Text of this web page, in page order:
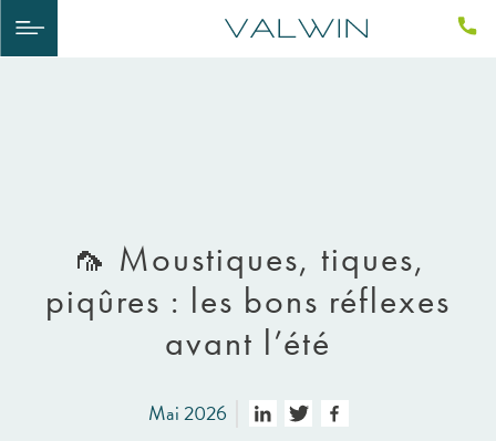
🦟 Moustiques, tiques,
piqûres : les bons réflexes
avant l’été
Mai 2026